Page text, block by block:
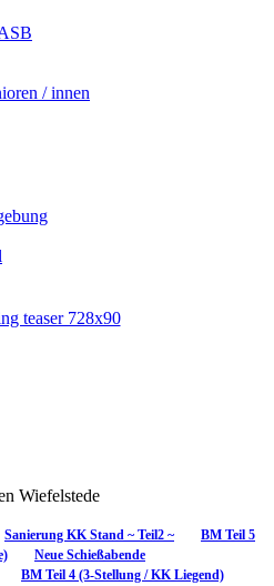
/ innen
Wiefelstede
Sanierung KK Stand ~ Teil2 ~
BM Teil 5
Neue Schießabende
BM Teil 4 (3-Stellung / KK Liegend)